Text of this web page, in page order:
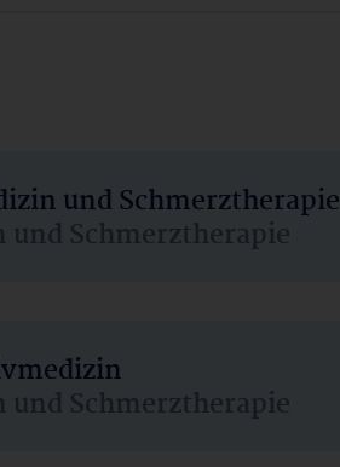
und Schmerztherapie
Schmerztherapie
Schmerztherapie